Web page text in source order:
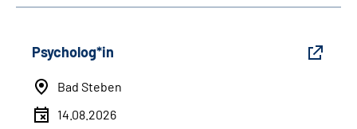
Psycholog*in
Bad Steben
14.08.2026